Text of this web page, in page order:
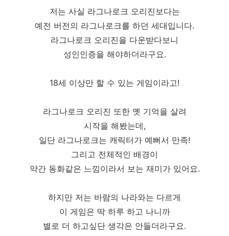
저는 사실 라그나로크 오리진보다는
예전 버전의 라그나로크를 하던 세대입니다.
라그나로크 오리진을 다운받다보니
성인인증을 해야하더라구요.
18세 이상만 할 수 있는 게임이라고!
라그나로크 오리진 또한 옛 기억을 살려
시작을 해봤는데,
일단 라그나로크는 캐릭터가 예뻐서 만족!
그리고 전체적인 배경이
약간 동화같은 느낌이라서 보는 재미가 있어요.
하지만 저는 바람의 나라와는 다르게
이 게임은 딱 하루 하고 나니까
별로 더 하고싶단 생각은 안들더라구요.